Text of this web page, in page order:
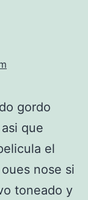
gordo
que
el
nose si
toneado y